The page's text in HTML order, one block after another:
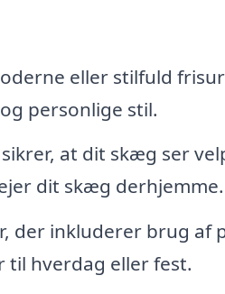
eller stilfuld
personlige stil.
at dit skæg ser
dit skæg derhjemme.
der inkluderer brug af
til hverdag eller fest.